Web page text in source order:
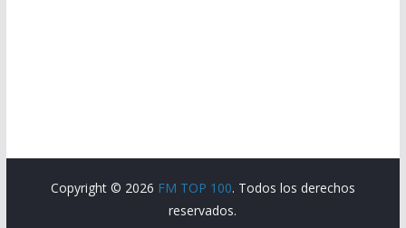
Copyright © 2026 FM TOP 100. Todos los derechos
reservados.